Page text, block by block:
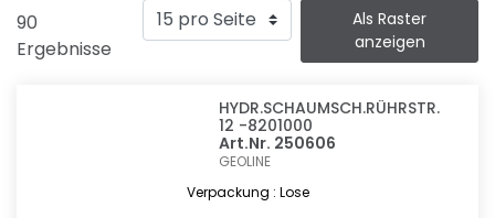
90
Ergebnisse
Als Raster
anzeigen
HYDR.SCHAUMSCH.RÜHRSTR.
12 -8201000
Art.Nr. 250606
GEOLINE
Verpackung : Lose